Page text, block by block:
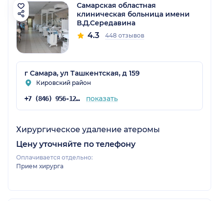
Самарская областная
клиническая больница имени
В.Д.Середавина
4.3 448 отзывов
г Самара, ул Ташкентская, д 159
Кировский район
+7 (846) 956-12-15 показать
Хирургическое удаление атеромы
Цену уточняйте по телефону
Оплачивается отдельно:
Прием хирурга